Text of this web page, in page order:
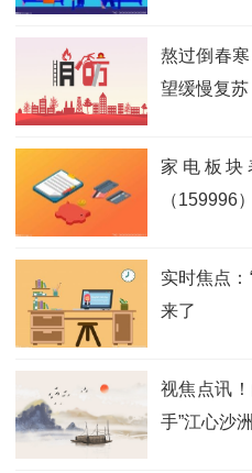
熬过倒春
望缓慢复苏
家电板块
（159996
实时焦点
来了
视焦点讯
手”江心沙洲